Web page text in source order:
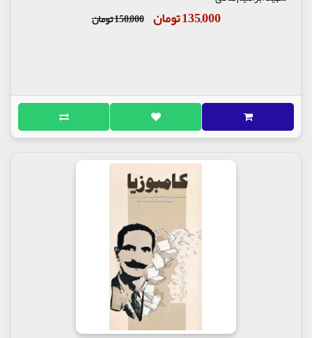
135,000 تومان 150,000 تومان